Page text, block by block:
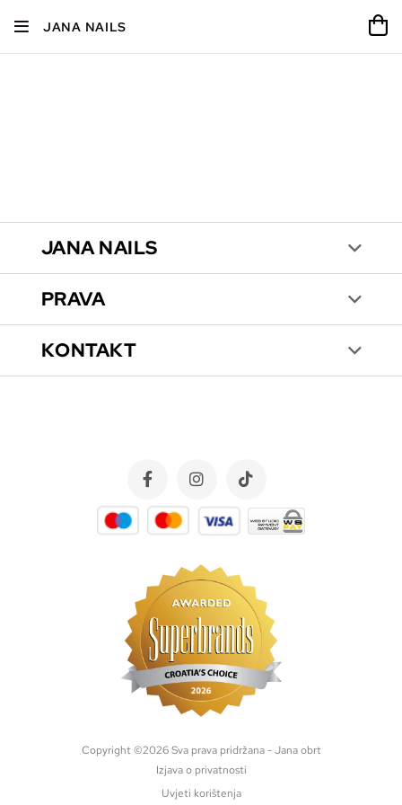
JANA NAILS
JANA NAILS
PRAVA
KONTAKT
Copyright ©2026 Sva prava pridržana - Jana obrt
Izjava o privatnosti
Uvjeti korištenja